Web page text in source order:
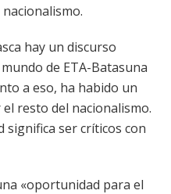
hay un discurso
de ETA-Batasuna
a eso, ha habido un
resto del nacionalismo.
significa ser críticos con
«oportunidad para el